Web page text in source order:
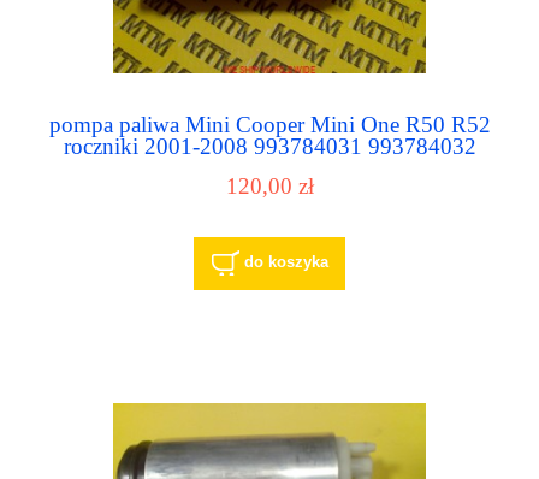
pompa paliwa Mini Cooper Mini One R50 R52
roczniki 2001-2008 993784031 993784032
120,00 zł
do koszyka